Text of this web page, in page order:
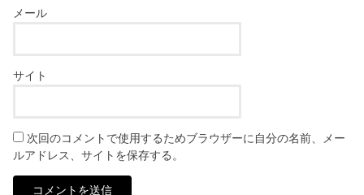
メール
サイト
次回のコメントで使用するためブラウザーに自分の名前、メー
ルアドレス、サイトを保存する。